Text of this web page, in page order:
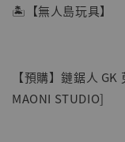
🏝【無人島玩具】
【預購】鏈鋸人
MAONI STUDIO]